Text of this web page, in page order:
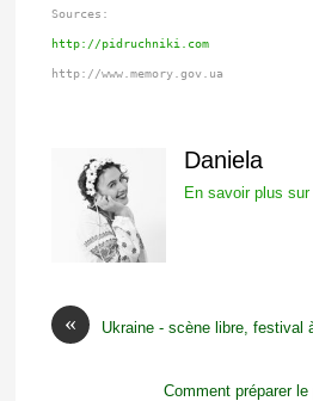
Sources:
http://pidruchniki.com
http://www.memory.gov.ua
Daniela
En savoir plus sur
« Ukraine - scène libre, festival
Comment préparer